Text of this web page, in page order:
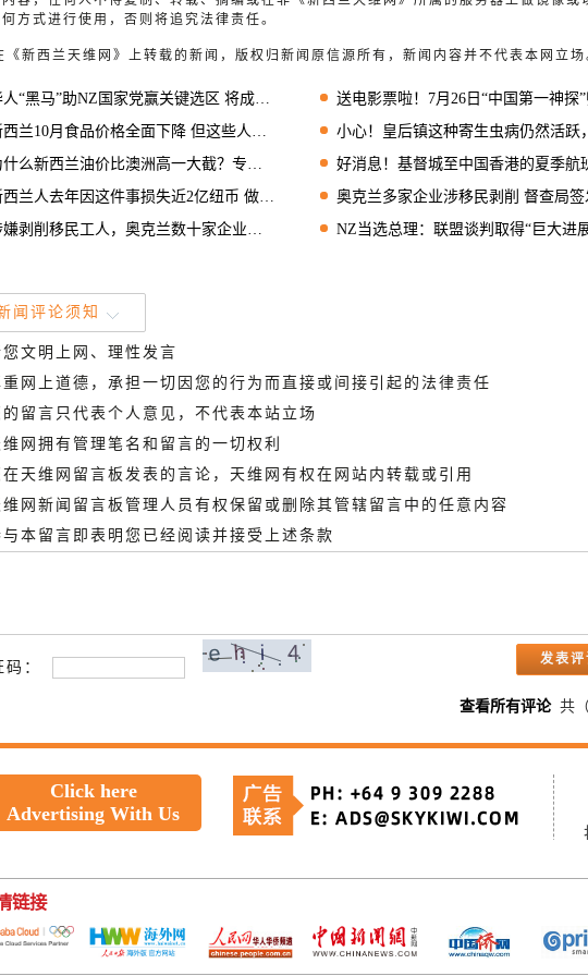
方式进行使用，否则将追究法律责任。
《新西兰天维网》上转载的新闻，版权归新闻原信源所有，新闻内容并不代表本网立场
“黑马”助NZ国家党赢关键选区 将成国会议员
送电影票啦！7月26日“中国第一神探”归来，超大屏幕IMAX实力诠释狄仁杰风
兰10月食品价格全面下降 但这些人却高兴不起来
小心！皇后镇这种寄生虫病仍然活跃，可能藏身饮用水中
么新西兰油价比澳洲高一大截？专家道出原因
好消息！基督城至中国香港的夏季航班下月复
兰人去年因这件事损失近2亿纽币 做到这几点能规避风险
奥克兰多家企业涉移民剥削 督查局签发超12份侵权
剥削移民工人，奥克兰数十家企业或被停业
NZ当选总理：联盟谈判取得“巨大进展” 不参加APEC
闻评论须知
您文明上网、理性发言
重网上道德，承担一切因您的行为而直接或间接引起的法律责任
的留言只代表个人意见，不代表本站立场
维网拥有管理笔名和留言的一切权利
在天维网留言板发表的言论，天维网有权在网站内转载或引用
维网新闻留言板管理人员有权保留或删除其管辖留言中的任意内容
与本留言即表明您已经阅读并接受上述条款
：
查看所有评论共（
Click here
Advertising With Us
链接